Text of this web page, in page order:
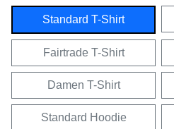
Standard T-Shirt
Fairtrade T-Shirt
Damen T-Shirt
Standard Hoodie